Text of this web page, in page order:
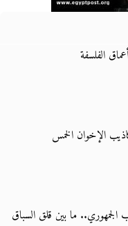
الفلسفة
الإخوان الخمس
الجمهوري.. ما بين قلق السباق